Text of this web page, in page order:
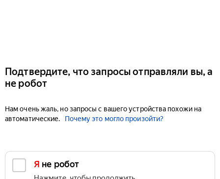
Подтвердите, что запросы отправляли вы, а
не робот
Нам очень жаль, но запросы с вашего устройства похожи на
автоматические.
Почему это могло произойти?
Я не робот